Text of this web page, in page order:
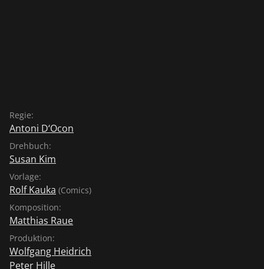
Regie:
Antoni D‘Ocon
Drehbuch:
Susan Kim
Vorlage:
Rolf Kauka (Comics)
Komposition:
Matthias Raue
Produktion:
Wolfgang Heidrich
Peter Hille